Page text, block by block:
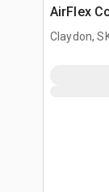
AirFlex
Claydon,